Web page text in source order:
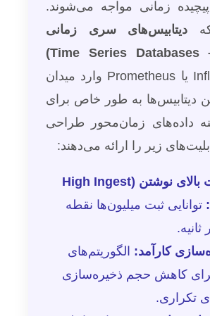
زمانی مواجه می‌شوند.
دیتابیس‌های سری زمانی
مانند InfluxDB یا Prometheus وارد میدان
دیتابیس‌ها به طور خاص برای
داده‌های زمان‌محور طراحی
زیر را ارائه می‌دهند:
سرعت بالای نوشتن (High Ingest
توانایی ثبت میلیون‌ها نقطه
ثانیه.
کارآمد: الگوریتم‌های
برای کاهش حجم ذخیره‌سازی
تکراری.